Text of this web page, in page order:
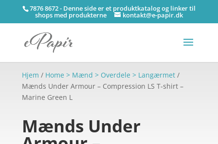
7876 8672 - Denne side er et produktkatalog og linker til
shops med produkterne kontakt@e-papir.dk
Hjem / Home > Mænd > Overdele > Langærmet/
Mænds Under Armour – Compression LS T-shirt –
Marine Green L
Mænds Under